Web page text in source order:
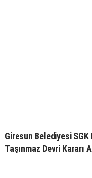
Giresun Belediyesi
Taşınmaz Devri Kararı